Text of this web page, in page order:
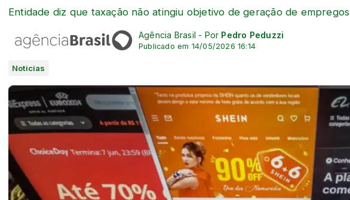
Entidade diz que taxação não atingiu objetivo de geração de empregos
Agência Brasil - Por Pedro Peduzzi
Publicado em 14/05/2026 16:14
Noticias